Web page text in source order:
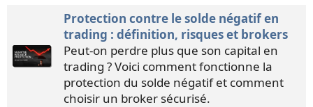
Protection contre le solde négatif en
trading : définition, risques et brokers
Peut-on perdre plus que son capital en
trading ? Voici comment fonctionne la
protection du solde négatif et comment
choisir un broker sécurisé.